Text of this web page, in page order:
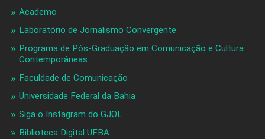
Academo
Laboratório de Jornalismo Convergente
Programa de Pós-Graduação em Comunicação e Cultura
Contemporâneas
Faculdade de Comunicação
Universidade Federal da Bahia
Siga o Instagram do GJOL
Biblioteca Digital UFBA